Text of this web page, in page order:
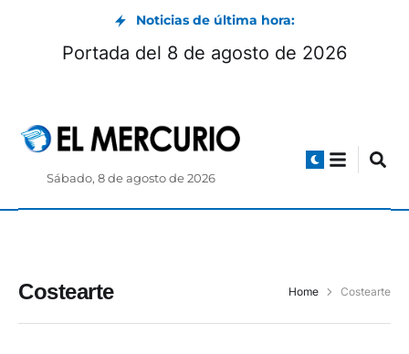
Noticias de última hora:
Portada del 8 de agosto de 2026
Sábado, 8 de agosto de 2026
Costearte Home Costearte